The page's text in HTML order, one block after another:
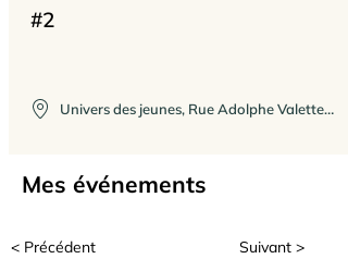
#2
Univers des jeunes, Rue Adolphe Valette, Blacé, France
Mes événements
< Précédent Suivant >